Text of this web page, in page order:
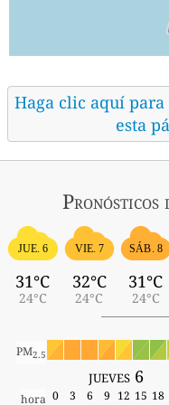
Haga clic aquí
esta
Pronósticos
JUE. 6
31°C
24°C
VIE. 7
32°C
24°C
SÁB. 8
31°C
24°C
PM2.5
jueves 6
hora 0 3 6 9 12 15 18